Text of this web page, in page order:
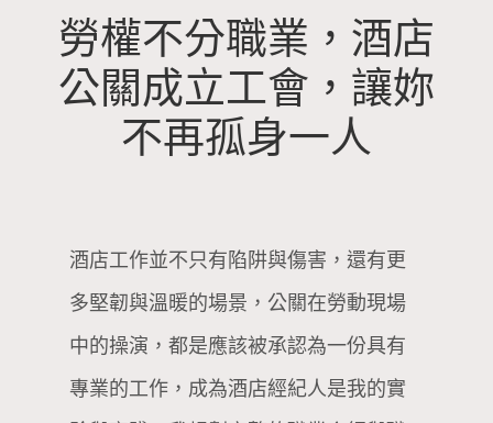
勞權不分職業，酒店
公關成立工會，讓妳
不再孤身一人
酒店工作並不只有陷阱與傷害，還有更
多堅韌與溫暖的場景，公關在勞動現場
中的操演，都是應該被承認為一份具有
專業的工作，成為酒店經紀人是我的實